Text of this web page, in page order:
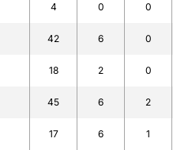
4 0 0
42 6 0
18 2 0
45 6 2
17 6 1